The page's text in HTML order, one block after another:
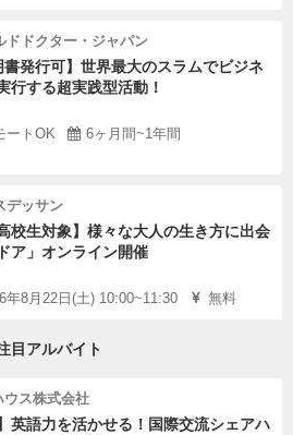
ドドクター・ジャパン
書発行可】世界最大のスラムでビジネ
行する超実践型活動！
ートOK
6ヶ月間~1年間
デッサン
校生対象】様々な大人の生き方に出会
ア」オンライン開催
年8月22日(土) 10:00~11:30 無料
目アルバイト
ウス株式会社
英語力を活かせる！国際交流シェアハ